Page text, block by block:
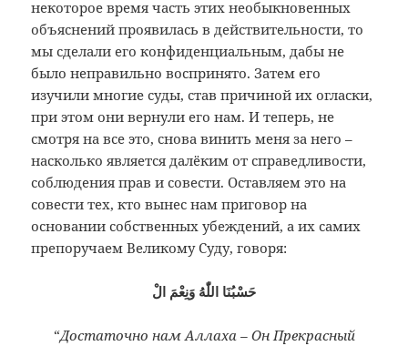
некоторое время часть этих необыкновенных
объяснений проявилась в действительности, то
мы сделали его конфиденциальным, дабы не
было неправильно воспринято. Затем его
изучили многие суды, став причиной их огласки,
при этом они вернули его нам. И теперь, не
смотря на все это, снова винить меня за него –
насколько является далёким от справедливости,
соблюдения прав и совести. Оставляем это на
совести тех, кто вынес нам приговор на
основании собственных убеждений, а их самих
препоручаем Великому Суду, говоря:
حَسْبُنَا اللّٰهُ وَنِعْمَ الْ
“Достаточно нам Аллаха – Он Прекрасный